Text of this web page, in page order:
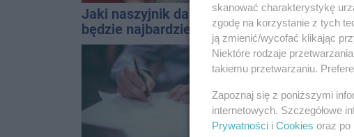
Jaki naszyjnik damski
będzie najbardziej
uniwersalny? Modele,
które pasują do wielu
stylizacji
Tragedia pod
Janikowem. Na
energetycznym
znaleziono ciało
mężczyzny
skanować charakterystykę
zgodę na korzystanie z tych
ją zmienić/wycofać klikając
Niektóre rodzaje
takiemu przetwarzaniu.
Zapoznaj się z poniższymi
internetowych. Szczegółowe
Prywatności i Cookies oraz po